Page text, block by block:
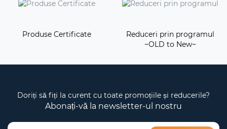
Produse Certificate
Reduceri prin programul
~OLD to New~
Doriți să fiți la curent cu toate promoțiile și reducerile?
Abonați-vă la newsletter-ul nostru